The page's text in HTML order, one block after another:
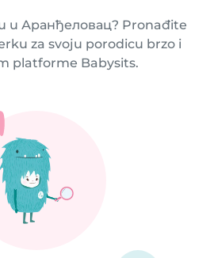
u Аранђеловац? Pronađite
za svoju porodicu brzo i
platforme Babysits.